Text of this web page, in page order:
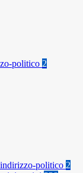
politico 2
politico 2